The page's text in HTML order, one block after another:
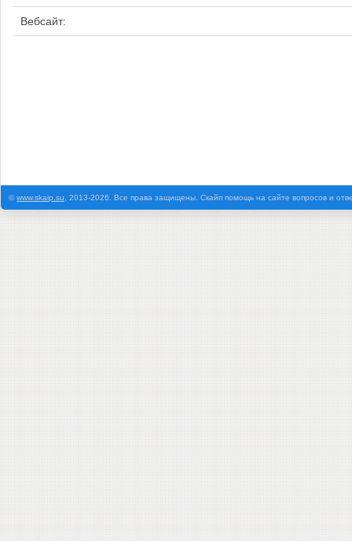
Вебсайт:
©www.skaip.su , 2013-2026. Все права защищены. Скайп помощь на сайте вопросов и